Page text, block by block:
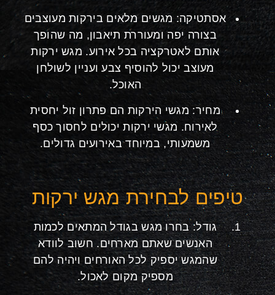
אסתטיקה: מגשים מלאים בירקות מעוצבים
בצורה יפה ומעוררת תיאבון, מה שהופך
אותם לאטרקציה בכל אירוע. מגש ירקות
מעוצב יכול להוסיף צבע ועניין לשולחן
האוכל.
מחיר: מגשי הירקות הם פתרון זול יחסית
לאירוח. מגשי ירקות יכולים לחסוך כסף
משמעותי, במיוחד באירועים גדולים.
טיפים לבחירת מגש ירקות
גודל: בחרו מגש בגודל המתאים לכמות
האנשים שאתם מארחים. חשוב לוודא
שהמגש יספיק לכל האורחים ויהיה להם
מספיק מקום לאכול.